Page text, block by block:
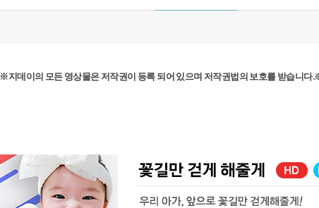
※지데이의 모든 영상물은 저작권이 등록 되어 있으며 저작권법의 보호를 받습니다.